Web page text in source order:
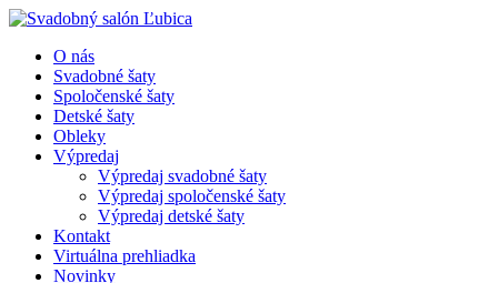
O nás
Svadobné šaty
Spoločenské šaty
Detské šaty
Obleky
Výpredaj
Výpredaj svadobné šaty
Výpredaj spoločenské šaty
Výpredaj detské šaty
Kontakt
Virtuálna prehliadka
Novinky